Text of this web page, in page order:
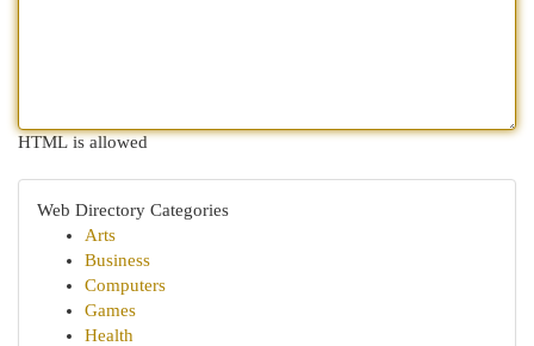
HTML is allowed
Web Directory Categories
Arts
Business
Computers
Games
Health